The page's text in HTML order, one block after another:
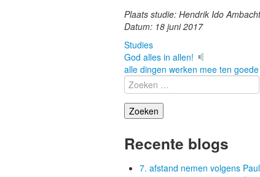
Plaats studie: Hendrik Ido Ambacht
Datum: 18 juni 2017
Studies
God alles in allen!
alle dingen werken mee ten goede
Zoeken
naar:
Recente blogs
7. afstand nemen volgens